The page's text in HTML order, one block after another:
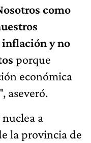
como
inflación y no
porque
económica
aseveró.
nuclea a
la provincia de